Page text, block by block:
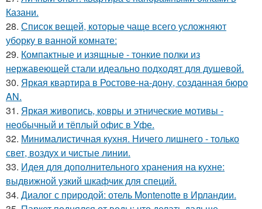
Казани.
28. Список вещей, которые чаще всего усложняют
уборку в ванной комнате:
29. Компактные и изящные - тонкие полки из
нержавеющей стали идеально подходят для душевой.
30. Яркая квартира в Ростове-на-дону, созданная бюро
AN.
31. Яркая живопись, ковры и этнические мотивы -
необычный и тёплый офис в Уфе.
32. Минималистичная кухня. Ничего лишнего - только
свет, воздух и чистые линии.
33. Идея для дополнительного хранения на кухне:
выдвижной узкий шкафчик для специй.
34. Диалог с природой: отель Montenotte в Ирландии.